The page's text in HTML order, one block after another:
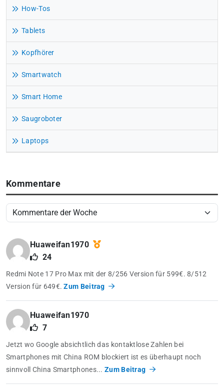
How-Tos
Tablets
Kopfhörer
Smartwatch
Smart Home
Saugroboter
Laptops
Kommentare
Huaweifan1970
24
Redmi Note 17 Pro Max mit der 8/256 Version für 599€. 8/512
Version für 649€.Zum Beitrag
Huaweifan1970
7
Jetzt wo Google absichtlich das kontaktlose Zahlen bei
Smartphones mit China ROM blockiert ist es überhaupt noch
sinnvoll China Smartphones...Zum Beitrag